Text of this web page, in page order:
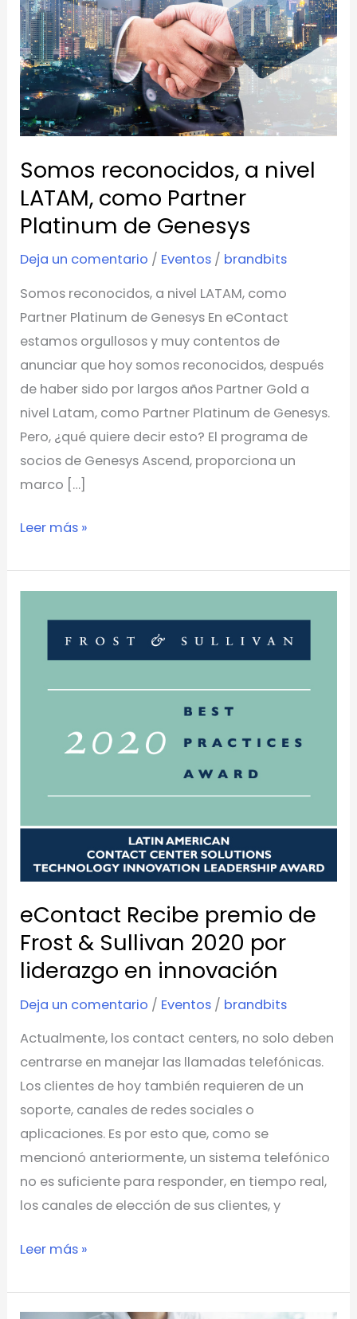
Somos reconocidos, a nivel
LATAM, como Partner
Platinum de Genesys
Deja un comentario / Eventos / brandbits
Somos reconocidos, a nivel LATAM, como
Partner Platinum de Genesys En eContact
estamos orgullosos y muy contentos de
anunciar que hoy somos reconocidos, después
de haber sido por largos años Partner Gold a
nivel Latam, como Partner Platinum de Genesys.
Pero, ¿qué quiere decir esto? El programa de
socios de Genesys Ascend, proporciona un
marco […]
nivel
LATAM,
como
Partner
Platinum
de
Leer más »
eContact Recibe premio de
Frost & Sullivan 2020 por
liderazgo en innovación
Deja un comentario / Eventos / brandbits
Actualmente, los contact centers, no solo deben
centrarse en manejar las llamadas telefónicas.
Los clientes de hoy también requieren de un
soporte, canales de redes sociales o
aplicaciones. Es por esto que, como se
mencionó anteriormente, un sistema telefónico
no es suficiente para responder, en tiempo real,
los canales de elección de sus clientes, y
Recibe
premio
Sullivan
innovación
Leer más »